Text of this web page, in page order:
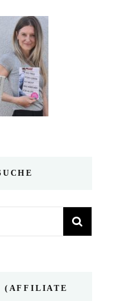
(AFFILIATE